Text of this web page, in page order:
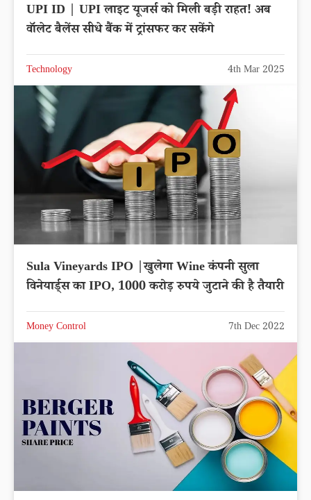
UPI ID | UPI लाइट यूजर्स को मिली बड़ी राहत! अब
वॉलेट बैलेंस सीधे बैंक में ट्रांसफर कर सकेंगे
Technology 4th Mar 2025
Sula Vineyards IPO |खुलेगा Wine कंपनी सुला
विनेयार्ड्स का IPO, 1000 करोड़ रुपये जुटाने की है तैयारी
Money Control 7th Dec 2022